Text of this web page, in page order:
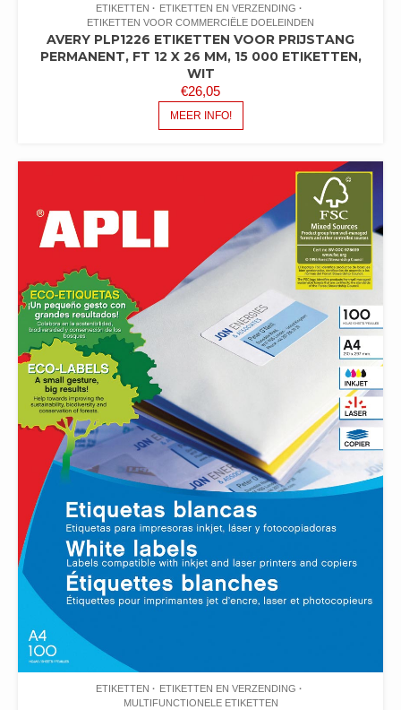
ETIKETTEN
ETIKETTEN EN VERZENDING
ETIKETTEN VOOR COMMERCIËLE DOELEINDEN
AVERY PLP1226 ETIKETTEN VOOR PRIJSTANG
PERMANENT, FT 12 X 26 MM, 15 000 ETIKETTEN,
WIT
€26,05
MEER INFO!
ETIKETTEN
ETIKETTEN EN VERZENDING
MULTIFUNCTIONELE ETIKETTEN